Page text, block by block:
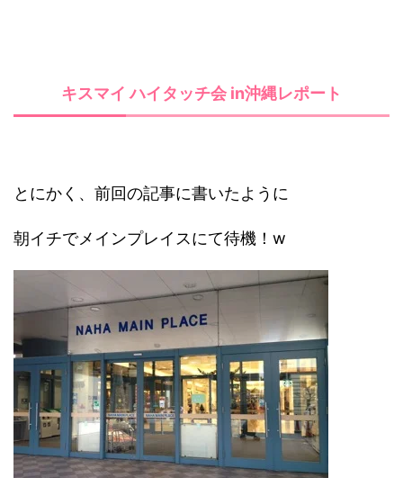
キスマイ ハイタッチ会 in沖縄レポート
とにかく、前回の記事に書いたように
朝イチでメインプレイスにて待機！w